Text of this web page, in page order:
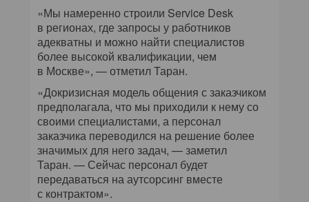
«Мы намеренно строили Service Desk
в регионах, где запросы у работников
адекватны и можно найти специалистов
более высокой квалификации, чем
в Москве», — отметил Таран.
«Докризисная модель общения с заказчиком
предполагала, что мы приходили к нему со
своими специалистами, а персонал
заказчика переводился на решение более
значимых для него задач, — заметил
Таран. — Сейчас персонал будет
передаваться на аутсорсинг вместе
с контрактом».